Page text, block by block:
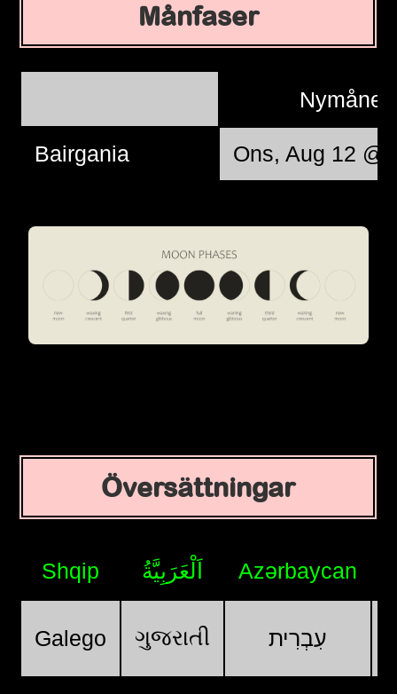
Månfaser
Nymåne
Bairgania Ons, Aug 12 @
Översättningar
Shqip اَلْعَرَبِيَّةُ Azərbaycan
Galego ગુજરાતી עִבְרִית